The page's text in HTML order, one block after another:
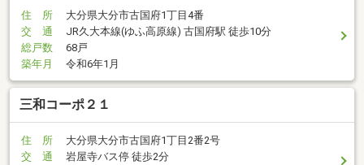
住 所
大分県大分市古国府1丁目4番
交 通
JR久大本線(ゆふ高原線) 古国府駅 徒歩10分
総戸数
68戸
築年月
令和6年1月
三和コーポ２１
住 所
大分県大分市古国府1丁目2番2号
交 通
岩屋寺バス停 徒歩2分